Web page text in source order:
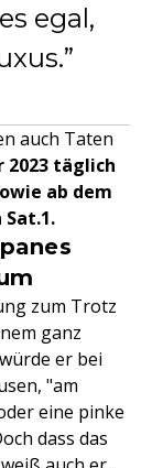
egal,
auch Taten
2023 täglich
ab dem
zum Trotz
ganz
er bei
"am
eine pinke
dass das